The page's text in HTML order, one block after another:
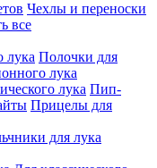
Чехлы и переноски
все
лука Полочки для
лука
лука Пип-
Прицелы для
для лука